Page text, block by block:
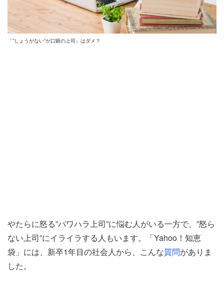
「”しょうがない”が口癖の上司」はダメ？
やたらに怒る”パワハラ上司”に悩む人がいる一方で、”怒ら
ない上司”にイライラする人もいます。「Yahoo！知恵
袋」には、新卒1年目の社会人から、こんな質問がありま
した。